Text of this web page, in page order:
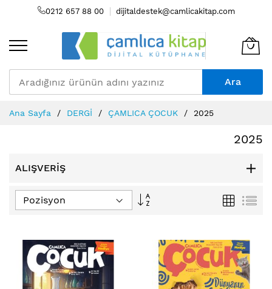
0212 657 88 00 dijitaldestek@camlicakitap.com
Ara
to
Ana Sayfa DERGİ ÇAMLICA ÇOCUK 2025
2025
ALIŞVERIŞ
Büyükten
Izgara